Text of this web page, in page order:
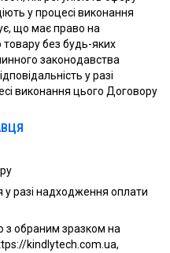
у процесі виконання
що має право на
без будь-яких
законодавства
у разі
виконання цього Договору
разі надходження оплати
з обраним зразком на
kindlytech.com.ua,